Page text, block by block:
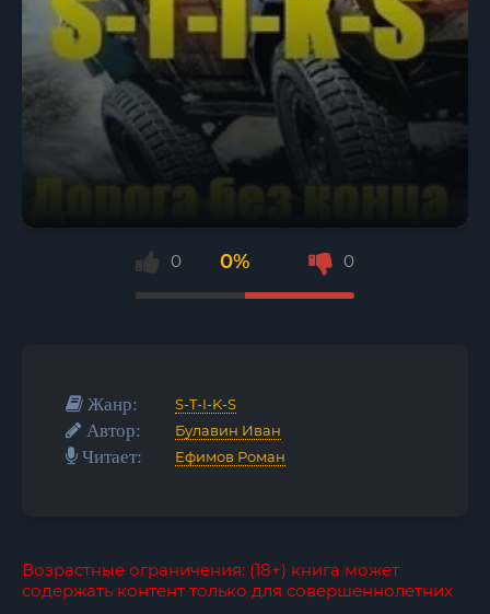
0 0% 0
Жанр: S-T-I-K-S
Автор: Булавин Иван
Читает: Ефимов Роман
Возрастные ограничения: (18+) книга может
содержать контент только для совершеннолетних